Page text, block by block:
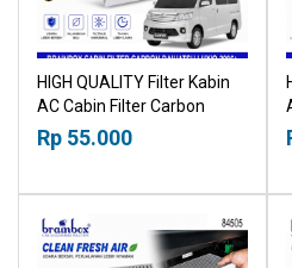
HIGH QUALITY Filter Kabin
AC Cabin Filter Carbon
Daihatsu Luxio 2006+
18518030
Rp 55.000